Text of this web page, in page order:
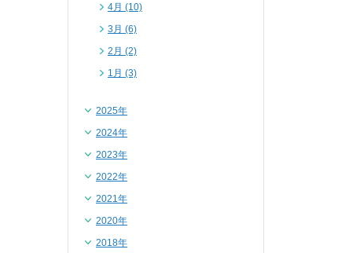
4月 (10)
3月 (6)
2月 (2)
1月 (3)
2025年
2024年
2023年
2022年
2021年
2020年
2018年